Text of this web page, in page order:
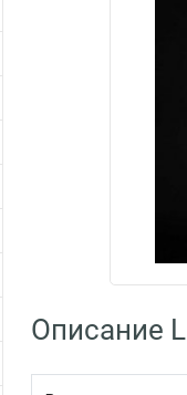
Описание